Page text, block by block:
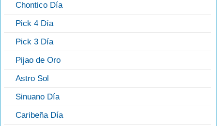
Chontico Día
Pick 4 Día
Pick 3 Día
Pijao de Oro
Astro Sol
Sinuano Día
Caribeña Día